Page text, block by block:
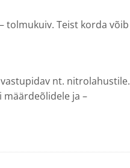
tolmukuiv. Teist korda võib
nt. nitrolahustile.
määrdeõlidele ja –